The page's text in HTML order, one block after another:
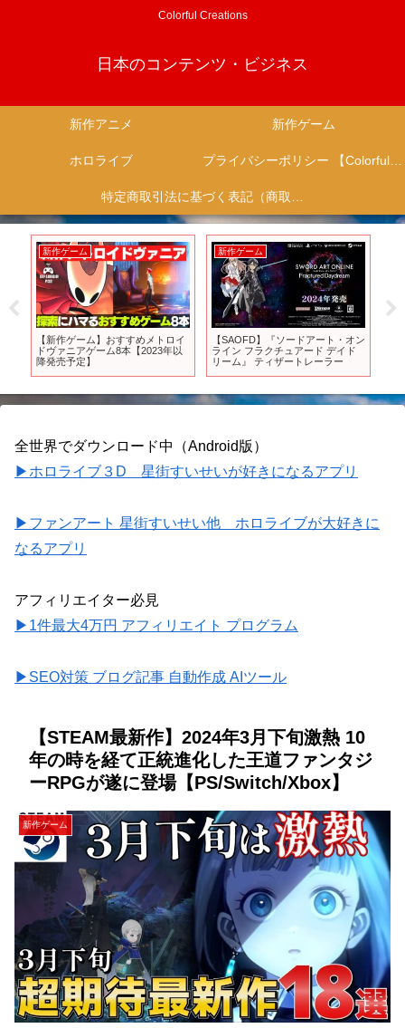
Colorful Creations
日本のコンテンツ・ビジネス
新作アニメ 新作ゲーム
ホロライブ プライバシーポリシー 【Colorful Creation】
特定商取引法に基づく表記（商取引に関する開示）
新作ゲーム
【新作ゲーム】おすすめメトロイ
ドヴァニアゲーム8本【2023年以
降発売予定】
新作ゲーム
【SAOFD】『ソードアート・オン
ライン フラクチュアード デイド
リーム』 ティザートレーラー
全世界でダウンロード中（Android版）
▶ホロライブ３D 星街すいせいが好きになるアプリ
▶ファンアート 星街すいせい他 ホロライブが大好きに
なるアプリ
アフィリエイター必見
▶1件最大4万円 アフィリエイト プログラム
▶SEO対策 ブログ記事 自動作成 AIツール
【STEAM最新作】2024年3月下旬激熱 10
年の時を経て正統進化した王道ファンタジ
ーRPGが遂に登場【PS/Switch/Xbox】
新作ゲーム